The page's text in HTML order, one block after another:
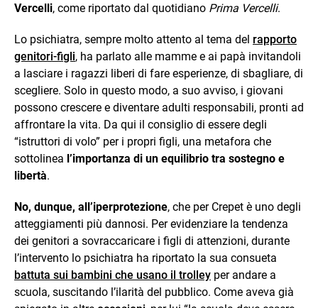
Vercelli, come riportato dal quotidiano Prima Vercelli.
Lo psichiatra, sempre molto attento al tema del rapporto
genitori-figli, ha parlato alle mamme e ai papà invitandoli
a lasciare i ragazzi liberi di fare esperienze, di sbagliare, di
scegliere. Solo in questo modo, a suo avviso, i giovani
possono crescere e diventare adulti responsabili, pronti ad
affrontare la vita. Da qui il consiglio di essere degli
“istruttori di volo” per i propri figli, una metafora che
sottolinea l’importanza di un equilibrio tra sostegno e
libertà.
No, dunque, all’iperprotezione, che per Crepet è uno degli
atteggiamenti più dannosi. Per evidenziare la tendenza
dei genitori a sovraccaricare i figli di attenzioni, durante
l’intervento lo psichiatra ha riportato la sua consueta
battuta sui bambini che usano il trolley per andare a
scuola, suscitando l’ilarità del pubblico. Come aveva già